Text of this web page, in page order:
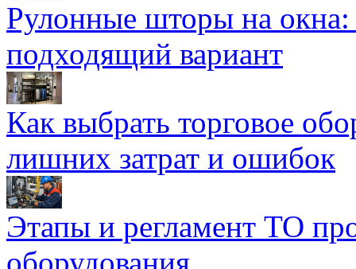
Рулонные шторы на
подходящий вариант
Как выбрать торговое
лишних затрат и ошибок
Этапы и регламент ТО